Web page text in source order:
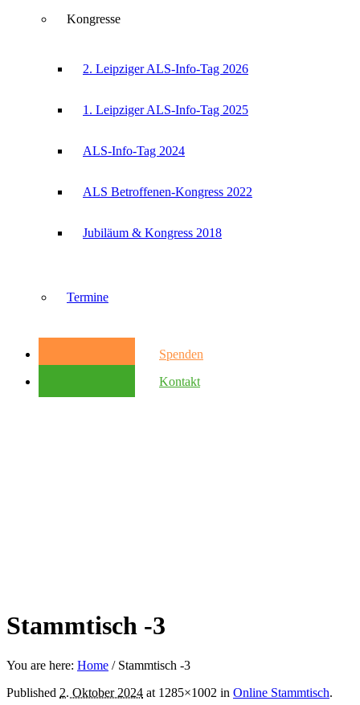
Kongresse
2. Leipziger ALS-Info-Tag 2026
1. Leipziger ALS-Info-Tag 2025
ALS-Info-Tag 2024
ALS Betroffenen-Kongress 2022
Jubiläum & Kongress 2018
Termine
Spenden
Kontakt
Stammtisch -3
You are here: Home / Stammtisch -3
Published 2. Oktober 2024 at 1285×1002 in Online Stammtisch.